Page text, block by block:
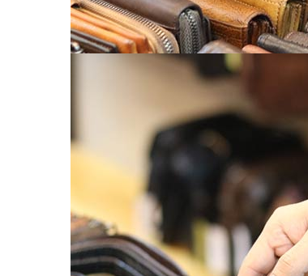
Túi đeo chéo da nữ
Ví Clutch cầm tay nữ
Túi Xách Da Nữ
Bóp Ví Da Handmade
Túi Da Clutch handmade
Túi da nữ handmade
Dây Thắt Lưng Da Handmade
Cặp Da Handmade